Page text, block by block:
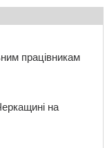
працівникам
на